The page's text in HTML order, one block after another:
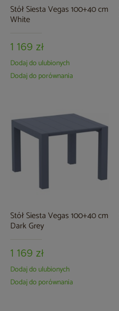
Stół Siesta Vegas 100+40 cm
White
1 169 zł
Dodaj do ulubionych
Dodaj do porównania
Stół Siesta Vegas 100+40 cm
Dark Grey
1 169 zł
Dodaj do ulubionych
Dodaj do porównania